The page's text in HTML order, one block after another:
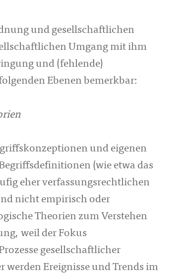
und gesellschaftlichen
Umgang mit ihm
und (fehlende)
Ebenen bemerkbar:
und eigenen
(wie etwa das
eher verfassungsrechtlichen
nicht empirisch oder
Theorien zum Verstehen
weil der Fokus
gesellschaftlicher
Ereignisse und Trends im